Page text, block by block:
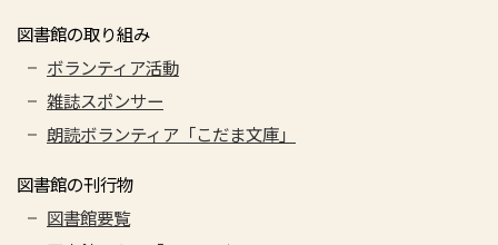
図書館の取り組み
ボランティア活動
雑誌スポンサー
朗読ボランティア「こだま文庫」
図書館の刊行物
図書館要覧